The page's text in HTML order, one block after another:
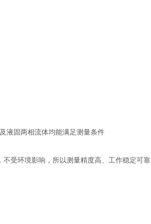
固两相流体均能满足测量条件
受环境影响，所以测量精度高、工作稳定可靠